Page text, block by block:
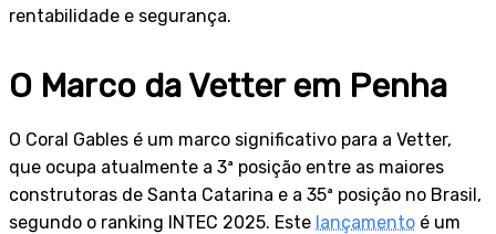
rentabilidade e segurança.
O Marco da Vetter em Penha
O Coral Gables é um marco significativo para a Vetter,
que ocupa atualmente a 3ª posição entre as maiores
construtoras de Santa Catarina e a 35ª posição no Brasil,
segundo o ranking INTEC 2025. Este lançamento é um